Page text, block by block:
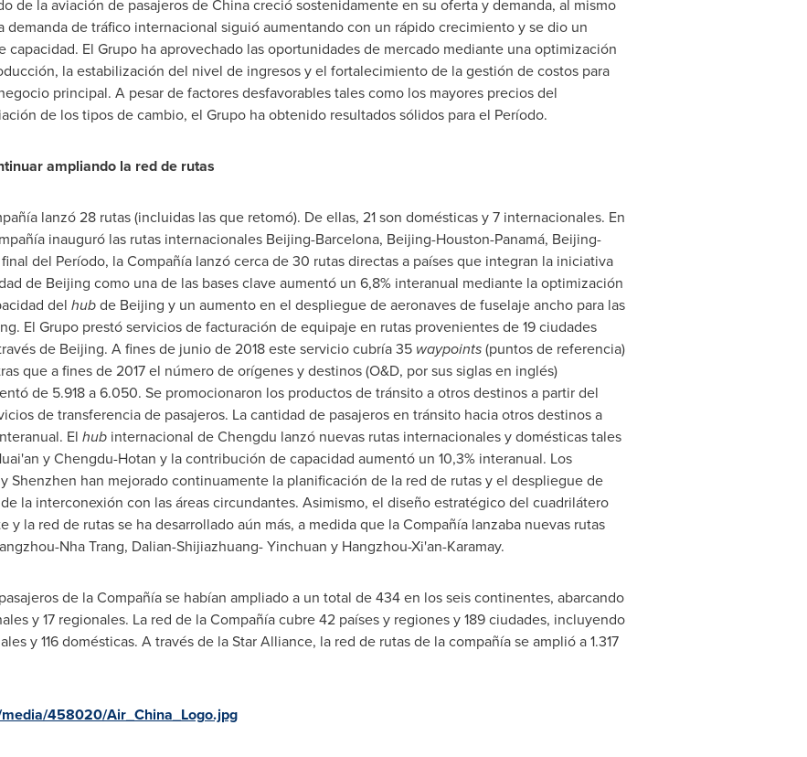
de la aviación de pasajeros deChinacreció sostenidamente en su oferta y demanda, al mismo
demanda de tráfico internacional siguió aumentando con un rápido crecimiento y se dio un
El Grupo ha aprovechado las oportunidades de mercado mediante una optimización
la estabilización del nivel de ingresos y el fortalecimiento de la gestión de costos para
principal. A pesar de factores desfavorables tales como los mayores precios del
de los tipos de cambio, el Grupo ha obtenido resultados sólidos para el Período.
ampliando la red de rutas
lanzó 28 rutas (incluidas las que retomó). De ellas, 21 son domésticas y 7 internacionales. En
inauguró las rutas internacionales Beijing-Barcelona, Beijing-Houston-Panamá, Beijing-
del Período, la Compañía lanzó cerca de 30 rutas directas a países que integran la iniciativa
de Beijing como una de las bases clave aumentó un 6,8% interanual mediante la optimización
del hubde Beijing y un aumento en el despliegue de aeronaves de fuselaje ancho para las
. El Grupo prestó servicios de facturación de equipaje en rutas provenientes de 19 ciudades
de Beijing. A fines de junio de 2018 este servicio cubría 35 waypoints(puntos de referencia)
que a fines de 2017 el número de orígenes y destinos (O&D, por sus siglas en inglés)
de 5.918 a 6.050. Se promocionaron los productos de tránsito a otros destinos a partir del
de transferencia de pasajeros. La cantidad de pasajeros en tránsito hacia otros destinos a
El hub internacional deChengdu lanzó nuevas rutas internacionales y domésticas tales
y Chengdu-Hotan y la contribución de capacidad aumentó un 10,3% interanual. Los
Shenzhen han mejorado continuamente la planificación de la red de rutas y el despliegue de
la interconexión con las áreas circundantes. Asimismo, el diseño estratégico del cuadrilátero
la red de rutas se ha desarrollado aún más, a medida que la Compañía lanzaba nuevas rutas
-Nha Trang, Dalian-Shijiazhuang- Yinchuan y Hangzhou-Xi'an-Karamay.
de la Compañía se habían ampliado a un total de 434 en los seis continentes, abarcando
y 17 regionales. La red de la Compañía cubre 42 países y regiones y 189 ciudades, incluyendo
y 116 domésticas. A través de laStar Alliance, la red de rutas de la compañía se amplió a 1.317
458020/Air_China_Logo.jpg